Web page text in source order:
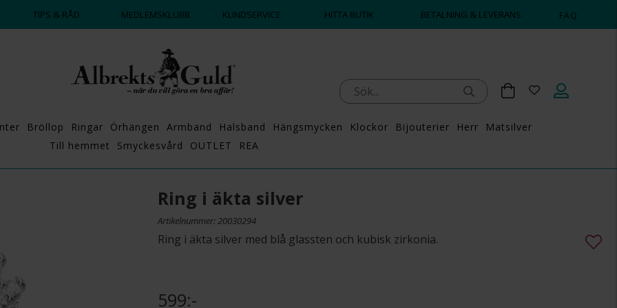
DAGS ATT POPPA?
TIPS & RÅD MEDLEMSKLUBB KUNDSERVICE HITTA BUTIK BETALNING & LEVERANS FAQ
Bröllop Ringar Örhängen Armband Halsband Hängsmycken Klockor Bijouterier Herr
Matsilver
Till hemmet
Smyckesvård OUTLET REA
Ring i äkta silver
Artikelnummer: 20030294
Ring i äkta silver med blå glassten och kubisk zirkonia.
599:-